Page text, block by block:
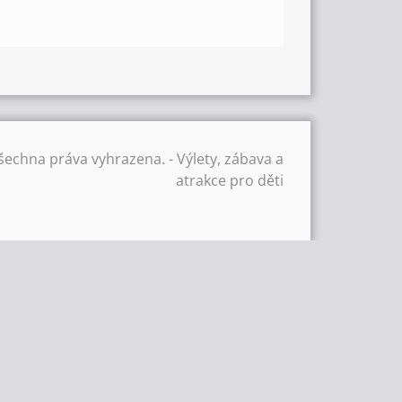
práva vyhrazena. - Výlety, zábava a
atrakce pro děti